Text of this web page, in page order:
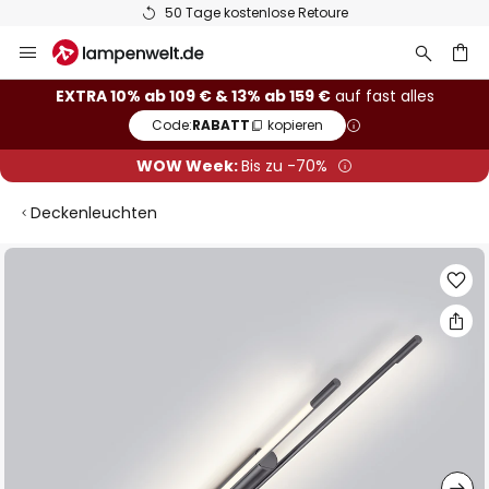
50 Tage kostenlose Retoure
Inhalt
springen
EXTRA 10% ab 109 € & 13% ab 159 €auf fast alles
Code:RABATT kopieren
WOW Week:Bis zu -70%
Deckenleuchten
Zum